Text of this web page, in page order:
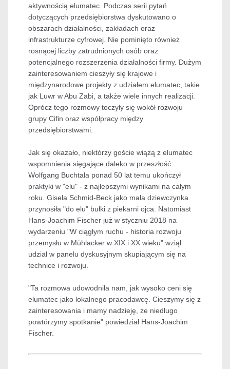
aktywnością elumatec. Podczas serii pytań
dotyczących przedsiębiorstwa dyskutowano o
obszarach działalności, zakładach oraz
infrastrukturze cyfrowej. Nie pominięto również
rosnącej liczby zatrudnionych osób oraz
potencjalnego rozszerzenia działalności firmy. Dużym
zainteresowaniem cieszyły się krajowe i
międzynarodowe projekty z udziałem elumatec, takie
jak Luwr w Abu Zabi, a także wiele innych realizacji.
Oprócz tego rozmowy toczyły się wokół rozwoju
grupy Cifin oraz współpracy między
przedsiębiorstwami.
Jak się okazało, niektórzy goście wiążą z elumatec
wspomnienia sięgające daleko w przeszłość:
Wolfgang Buchtala ponad 50 lat temu ukończył
praktyki w "elu" - z najlepszymi wynikami na całym
roku. Gisela Schmid-Beck jako mała dziewczynka
przynosiła "do elu" bułki z piekarni ojca. Natomiast
Hans-Joachim Fischer już w styczniu 2018 na
wydarzeniu "W ciągłym ruchu - historia rozwoju
przemysłu w Mühlacker w XIX i XX wieku" wziął
udział w panelu dyskusyjnym skupiającym się na
technice i rozwoju.
"Ta rozmowa udowodniła nam, jak wysoko ceni się
elumatec jako lokalnego pracodawcę. Cieszymy się z
zainteresowania i mamy nadzieję, że niedługo
powtórzymy spotkanie" powiedział Hans-Joachim
Fischer.